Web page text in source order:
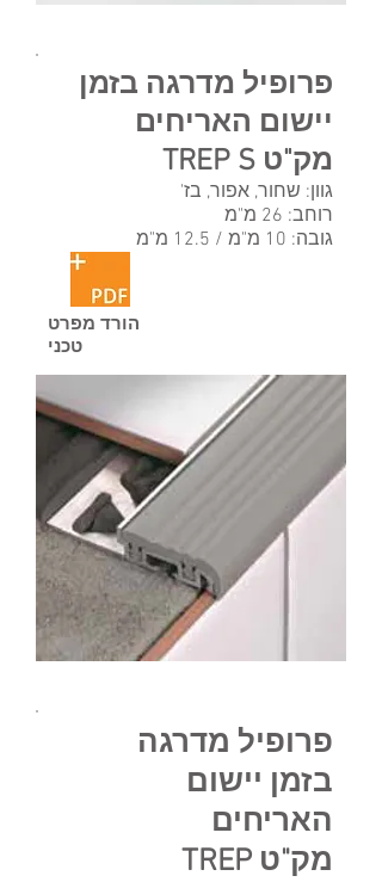
פרופיל מדרגה בזמן
יישום האריחים
מק"ט TREP S
גוון: שחור, אפור, בז'
רוחב: 26 מ"מ
גובה: 10 מ"מ / 12.5 מ"מ
הורד מפרט
טכני
פרופיל מדרגה
בזמן יישום
האריחים
מק"ט TREP